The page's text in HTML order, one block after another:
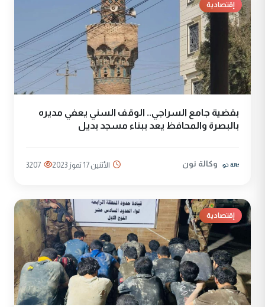
إقتصادية
بقضية جامع السراجي.. الوقف السني يعفي مديره
بالبصرة والمحافظ يعد ببناء مسجد بديل
وكالة نون الأثنين 17 تموز 2023 3207
إقتصادية